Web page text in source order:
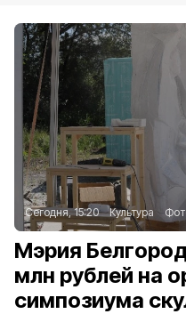
Сегодня, 15:20 Культура
Мэрия
млн рублей на
симпозиума